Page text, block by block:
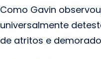
Como Gavin
universalmente
de atritos e